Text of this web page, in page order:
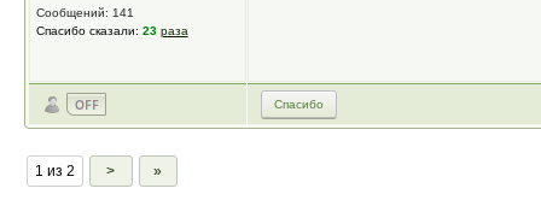
Сообщений: 141
Спасибо сказали: 23 раза
Спасибо
1 из 2 > »